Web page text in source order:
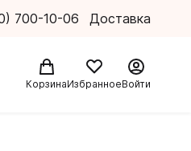
700-10-06 Доставка
КорзинаИзбранноеВойти